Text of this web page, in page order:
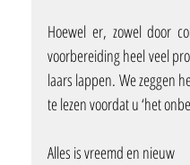
Hoewel er, zowel door
voorbereiding heel veel
laars lappen. We zeggen
te lezen voordat u ‘het
Alles is vreemd en nieuw